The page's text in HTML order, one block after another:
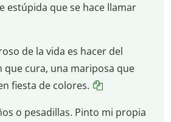
estúpida que se hace llamar
de la vida es hacer del
cura, una mariposa que
fiesta de colores.
o pesadillas. Pinto mi propia